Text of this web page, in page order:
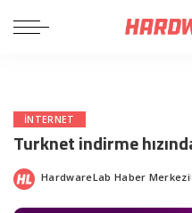
INTERNET
Turknet indirme
Posted
HardwareLab Haber Merkezi